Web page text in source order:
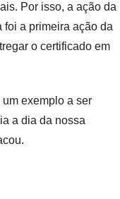
Por isso, a ação da
foi a primeira ação da
o certificado em
exemplo a ser
a dia da nossa